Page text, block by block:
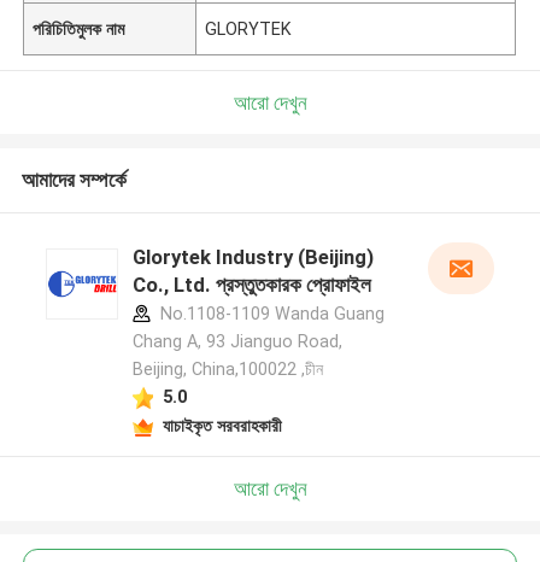
পরিচিতিমুলক নাম GLORYTEK
আরো দেখুন
আমাদের সম্পর্কে
Glorytek Industry (Beijing)
Co., Ltd. প্রস্তুতকারক প্রোফাইল
No.1108-1109 Wanda Guang
Chang A, 93 Jianguo Road,
Beijing, China,100022 ,চীন
5.0
যাচাইকৃত সরবরাহকারী
আরো দেখুন